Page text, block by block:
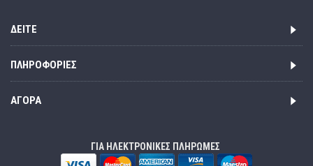
ΔΕΊΤΕ
ΠΛΗΡΟΦΟΡΊΕΣ
ΑΓΟΡΆ
ΓΙΑ ΗΛΕΚΤΡΟΝΙΚΕΣ ΠΛΗΡΩΜΕΣ